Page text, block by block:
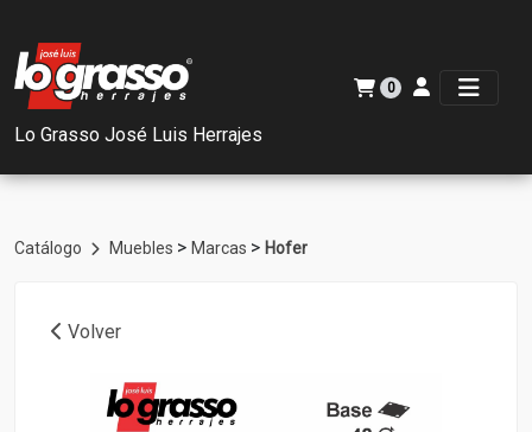
Lo Grasso José Luis Herrajes
0
Catálogo Muebles > Marcas > Hofer
Volver